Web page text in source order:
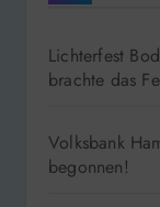
Lichterfest
brachte das
Volksbank
begonnen!